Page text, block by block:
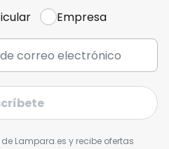
Empresa
Lampara.es y recibe ofertas